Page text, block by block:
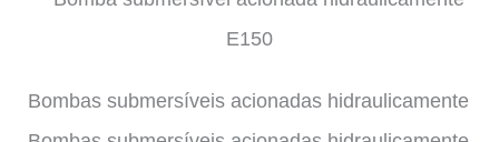
Bombas submersíveis acionadas hidraulicamente